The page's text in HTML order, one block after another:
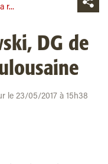
r...
DG de
le 23/05/2017 à 15h38